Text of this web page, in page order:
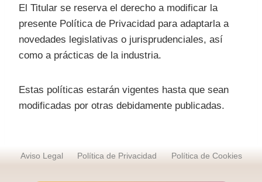
El Titular se reserva el derecho a modificar la
presente Política de Privacidad para adaptarla a
novedades legislativas o jurisprudenciales, así
como a prácticas de la industria.
Estas políticas estarán vigentes hasta que sean
modificadas por otras debidamente publicadas.
Aviso Legal Política de Privacidad Política de Cookies